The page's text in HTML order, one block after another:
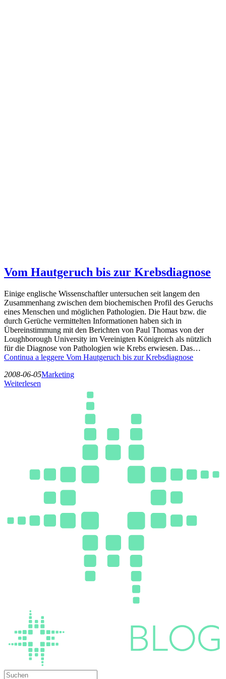
Vom Hautgeruch bis zur Krebsdiagnose
Einige englische Wissenschaftler untersuchen seit langem den
Zusammenhang zwischen dem biochemischen Profil des Geruchs
eines Menschen und möglichen Pathologien. Die Haut bzw. die
durch Gerüche vermittelten Informationen haben sich in
Übereinstimmung mit den Berichten von Paul Thomas von der
Loughborough University im Vereinigten Königreich als nützlich
für die Diagnose von Pathologien wie Krebs erwiesen. Das…
Continua a leggere Vom Hautgeruch bis zur Krebsdiagnose
2008-06-05Marketing
Weiterlesen